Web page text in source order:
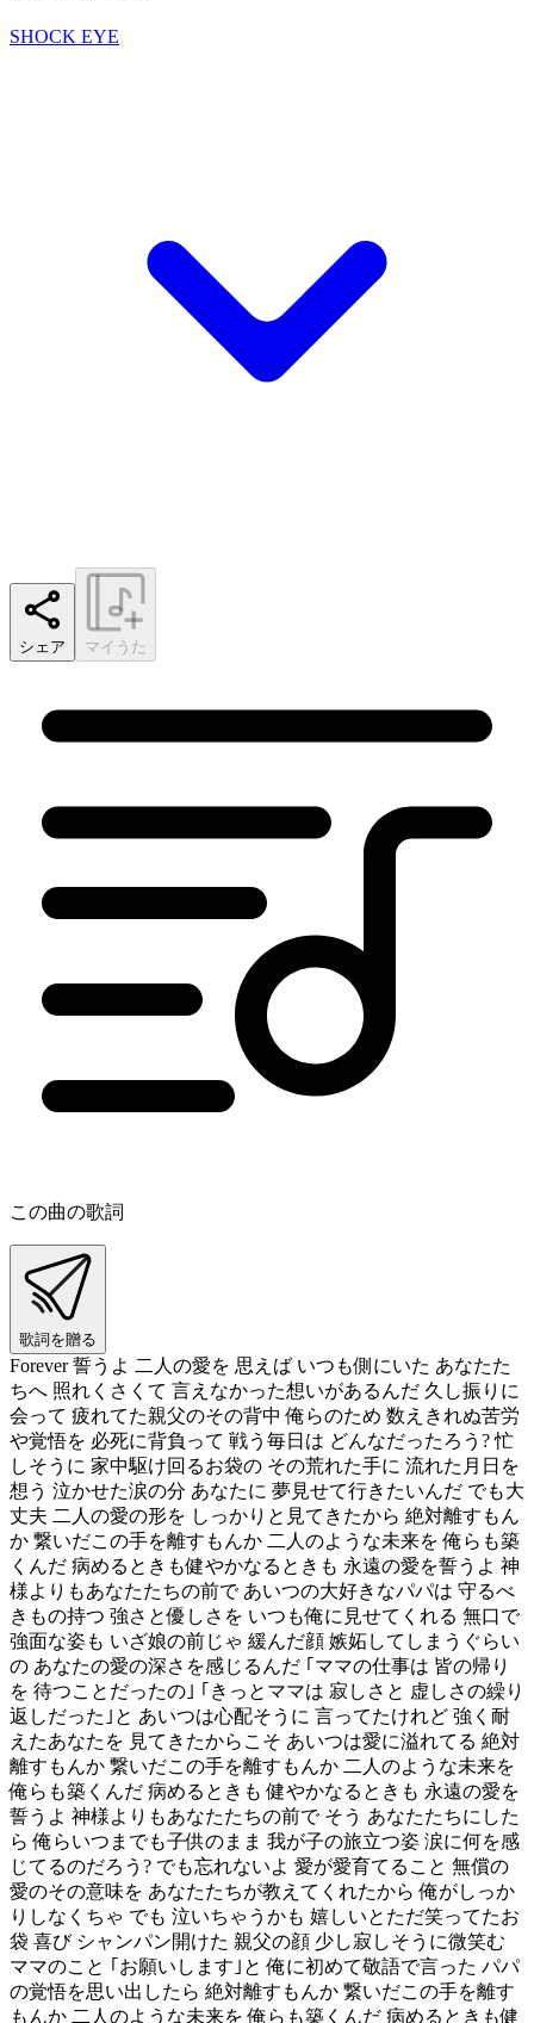
SHOCK EYE
シェア マイうた
この曲の歌詞
歌詞を贈る
Forever 誓うよ 二人の愛を 思えば いつも側にいた あなたた
ちへ 照れくさくて 言えなかった想いがあるんだ 久し振りに
会って 疲れてた親父のその背中 俺らのため 数えきれぬ苦労
や覚悟を 必死に背負って 戦う毎日は どんなだったろう? 忙
しそうに 家中駆け回るお袋の その荒れた手に 流れた月日を
想う 泣かせた涙の分 あなたに 夢見せて行きたいんだ でも大
丈夫 二人の愛の形を しっかりと見てきたから 絶対離すもん
か 繋いだこの手を離すもんか 二人のような未来を 俺らも築
くんだ 病めるときも健やかなるときも 永遠の愛を誓うよ 神
様よりもあなたたちの前で あいつの大好きなパパは 守るべ
きもの持つ 強さと優しさを いつも俺に見せてくれる 無口で
強面な姿も いざ娘の前じゃ 緩んだ顔 嫉妬してしまうぐらい
の あなたの愛の深さを感じるんだ ｢ママの仕事は 皆の帰り
を 待つことだったの｣ ｢きっとママは 寂しさと 虚しさの繰り
返しだった｣と あいつは心配そうに 言ってたけれど 強く耐
えたあなたを 見てきたからこそ あいつは愛に溢れてる 絶対
離すもんか 繋いだこの手を離すもんか 二人のような未来を
俺らも築くんだ 病めるときも 健やかなるときも 永遠の愛を
誓うよ 神様よりもあなたたちの前で そう あなたたちにした
ら 俺らいつまでも子供のまま 我が子の旅立つ姿 涙に何を感
じてるのだろう? でも忘れないよ 愛が愛育てること 無償の
愛のその意味を あなたたちが教えてくれたから 俺がしっか
りしなくちゃ でも 泣いちゃうかも 嬉しいとただ笑ってたお
袋 喜び シャンパン開けた 親父の顔 少し寂しそうに微笑む
ママのこと ｢お願いします｣と 俺に初めて敬語で言った パパ
の覚悟を思い出したら 絶対離すもんか 繋いだこの手を離す
もんか 二人のような未来を 俺らも築くんだ 病めるときも健